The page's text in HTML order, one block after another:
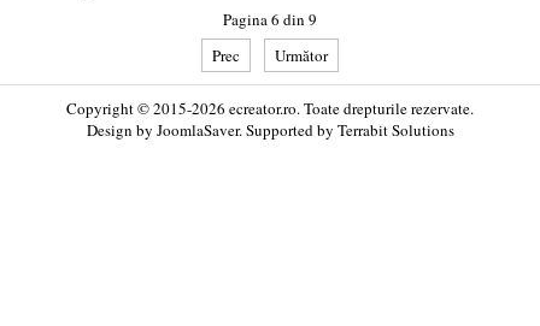
Pagina 6 din 9
Prec
Următor
Copyright © 2015-2026 ecreator.ro. Toate drepturile rezervate.
Design by JoomlaSaver. Supported by Terrabit Solutions